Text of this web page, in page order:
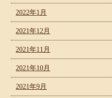
2022年1月
2021年12月
2021年11月
2021年10月
2021年9月